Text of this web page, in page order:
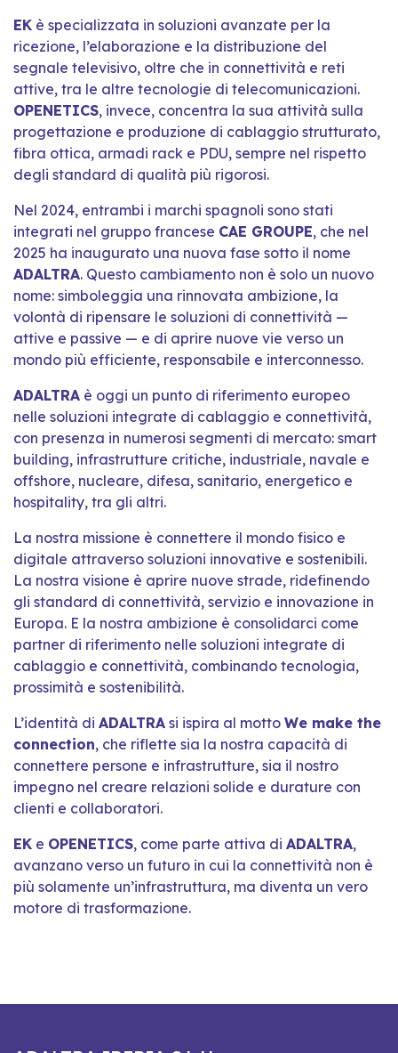
EK è specializzata in soluzioni avanzate per la
ricezione, l’elaborazione e la distribuzione del
segnale televisivo, oltre che in connettività e reti
attive, tra le altre tecnologie di telecomunicazioni.
OPENETICS, invece, concentra la sua attività sulla
progettazione e produzione di cablaggio strutturato,
fibra ottica, armadi rack e PDU, sempre nel rispetto
degli standard di qualità più rigorosi.
Nel 2024, entrambi i marchi spagnoli sono stati
integrati nel gruppo francese CAE GROUPE, che nel
2025 ha inaugurato una nuova fase sotto il nome
ADALTRA. Questo cambiamento non è solo un nuovo
nome: simboleggia una rinnovata ambizione, la
volontà di ripensare le soluzioni di connettività —
attive e passive — e di aprire nuove vie verso un
mondo più efficiente, responsabile e interconnesso.
ADALTRA è oggi un punto di riferimento europeo
nelle soluzioni integrate di cablaggio e connettività,
con presenza in numerosi segmenti di mercato: smart
building, infrastrutture critiche, industriale, navale e
offshore, nucleare, difesa, sanitario, energetico e
hospitality, tra gli altri.
La nostra missione è connettere il mondo fisico e
digitale attraverso soluzioni innovative e sostenibili.
La nostra visione è aprire nuove strade, ridefinendo
gli standard di connettività, servizio e innovazione in
Europa. E la nostra ambizione è consolidarci come
partner di riferimento nelle soluzioni integrate di
cablaggio e connettività, combinando tecnologia,
prossimità e sostenibilità.
L’identità di ADALTRA si ispira al motto We make the
connection, che riflette sia la nostra capacità di
connettere persone e infrastrutture, sia il nostro
impegno nel creare relazioni solide e durature con
clienti e collaboratori.
EK e OPENETICS, come parte attiva di ADALTRA,
avanzano verso un futuro in cui la connettività non è
più solamente un’infrastruttura, ma diventa un vero
motore di trasformazione.